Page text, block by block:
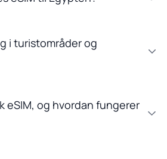
i turistområder og
eSIM, og hvordan fungerer